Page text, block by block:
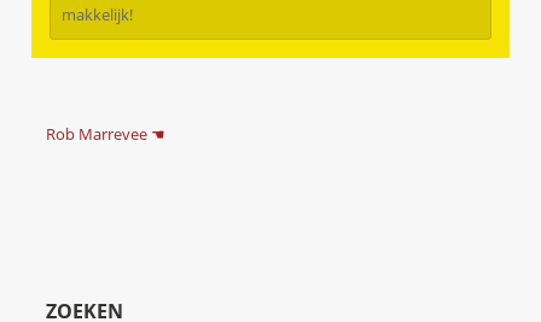
makkelijk!
Rob Marrevee ☚
ZOEKEN